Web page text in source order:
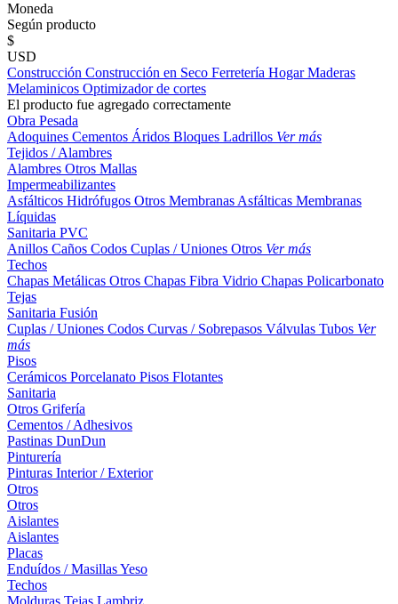
Moneda
Según producto
$
USD
Construcción Construcción en Seco Ferretería HogarMaderas
Melaminicos Optimizador de cortes
El producto fue agregado correctamente
Obra Pesada
Adoquines Cementos Áridos Bloques Ladrillos Ver más
Tejidos / Alambres
Alambres Otros Mallas
Impermeabilizantes
Asfálticos Hidrófugos Otros Membranas Asfálticas Membranas
Líquidas
Sanitaria PVC
Anillos Caños Codos Cuplas / Uniones Otros Ver más
Techos
Chapas Metálicas Otros Chapas Fibra Vidrio Chapas Policarbonato
Tejas
Sanitaria Fusión
Cuplas / Uniones Codos Curvas / Sobrepasos Válvulas Tubos Ver
más
Pisos
Cerámicos Porcelanato Pisos Flotantes
Sanitaria
Otros Grifería
Cementos / Adhesivos
Pastinas DunDun
Pinturería
Pinturas Interior / Exterior
Otros
Otros
Aislantes
Aislantes
Placas
Enduídos / MasillasYeso
Techos
Molduras Tejas Lambriz